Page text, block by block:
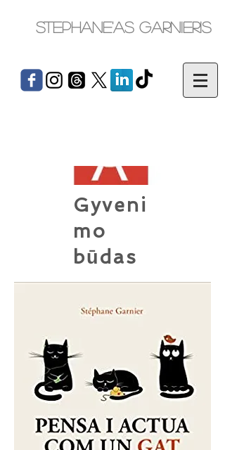
Stephane'as Garnieris
Gyveni
mo
būdas